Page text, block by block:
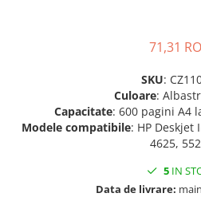
Filament imprimanta 3D
Laptopuri / notebookuri
Laptop-uri 2 in 1
71,31
SKU:
Culoare:
Capacitate: 600 pagini A4
Modele compatibile: HP Deskjet
4625,
5 IN
Data de livrare: